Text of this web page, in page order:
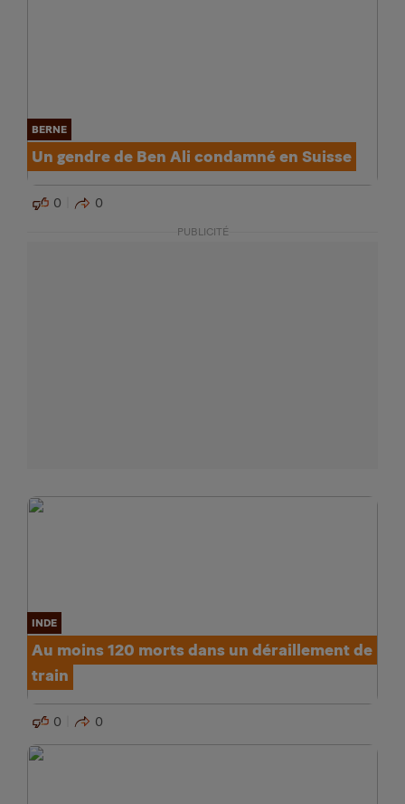
BERNE
Un gendre de Ben Ali condamné en Suisse
0 0
PUBLICITÉ
INDE
Au moins 120 morts dans un déraillement de
train
0 0